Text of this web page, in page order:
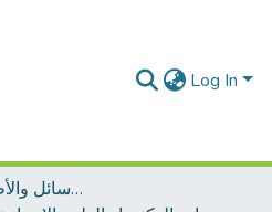
Log In
الرسائل والأطروحات الأكاديمية